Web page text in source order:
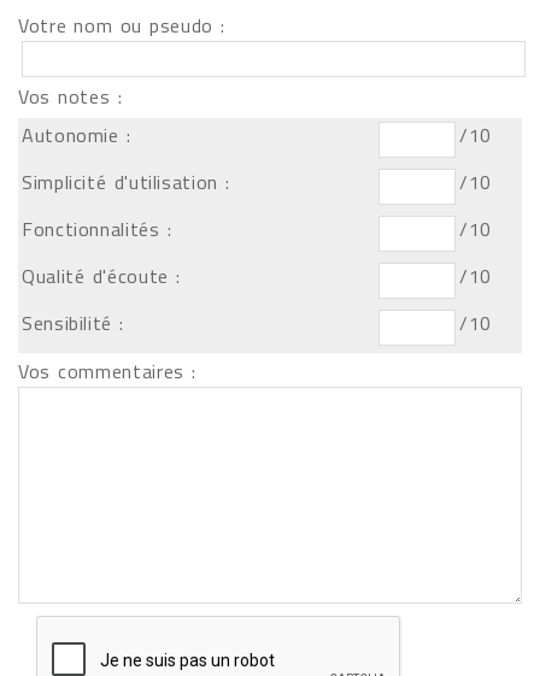
Votre nom ou pseudo :
Vos notes :
Autonomie :
/10
Simplicité d'utilisation :
/10
Fonctionnalités :
/10
Qualité d'écoute :
/10
Sensibilité :
/10
Vos commentaires :